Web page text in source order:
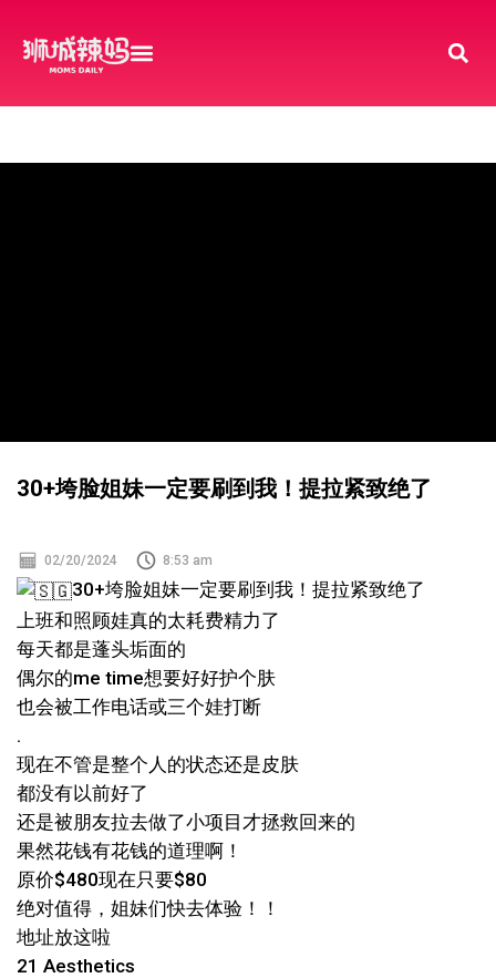
30+垮脸姐妹一定要刷到我！提拉紧致绝了
02/20/2024 8:53 am
30+垮脸姐妹一定要刷到我！提拉紧致绝了
上班和照顾娃真的太耗费精力了
每天都是蓬头垢面的
偶尔的me time想要好好护个肤
也会被工作电话或三个娃打断
.
现在不管是整个人的状态还是皮肤
都没有以前好了
还是被朋友拉去做了小项目才拯救回来的
果然花钱有花钱的道理啊！
原价$480现在只要$80
绝对值得，姐妹们快去体验！！
地址放这啦
21 Aesthetics